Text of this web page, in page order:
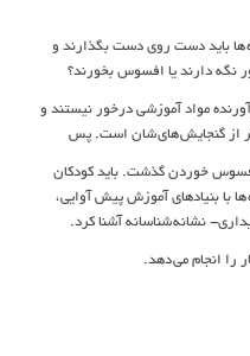
ها بايد دست روي دست بگذارند و
نگه دارند يا افسوس بخورند؟
مواد آموزشي درخور نيستند و
از گنجايش هاي شان است. پس
خوردن گذشت. بايد کودکان
ها با بنيادهاي آموزش پيش آوايي ،
نشانه شناسانه آشنا کرد.
را انجام مي دهد.